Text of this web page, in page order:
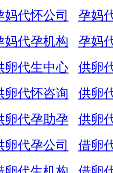
妈代怀公司
孕妈
妈代孕机构
孕妈
卵代生中心
供卵
卵代怀咨询
供卵
卵代孕助孕
供卵
卵代孕公司
借卵